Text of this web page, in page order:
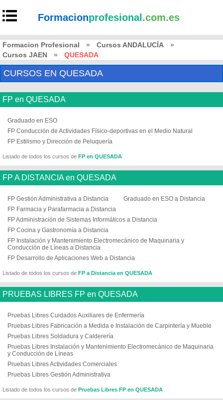
Formacionprofesional .com.es
Formacion Profesional » Cursos ANDALUCÍA
»
Cursos JAEN
» QUESADA
CURSOS EN QUESADA
FP en QUESADA
Graduado en ESO
FP Conducción de Actividades Físico-deportivas en el Medio Natural
FP Estilismo y Dirección de Peluquería
Listado de todos los cursos de FP en QUESADA
FP A DISTANCIA en QUESADA
FP Gestión Administrativa a Distancia
Graduado en ESO a Distancia
FP Farmacia y Parafarmacia a Distancia
FP Administración de Sistemas Informáticos a Distancia
FP Cocina y Gastronomía a Distancia
FP Instalación y Mantenimiento Electromecánico de Maquinaria y
Conducción de Líneas a Distancia
FP Desarrollo de Aplicaciones Web a Distancia
Listado de todos los cursos de FP a Distancia en QUESADA
PRUEBAS LIBRES FP en QUESADA
Pruebas Libres Cuidados Auxiliares de Enfermería
Pruebas Libres Fabricación a Medida e Instalación de Carpintería y Mueble
Pruebas Libres Soldadura y Calderería
Pruebas Libres Instalación y Mantenimiento Electromecánico de Maquinaria
y Conducción de Líneas
Pruebas Libres Actividades Comerciales
Pruebas Libres Gestión Administrativa
Listado de todos los cursos de Pruebas Libres FP en QUESADA